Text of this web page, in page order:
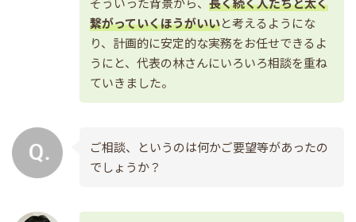
繋がっていくほうがいいと考えるようにな
り、計画的に安定的な実務をお任せできるよ
うにと、代表の林さんにいろいろ相談を重ね
ていきました。
ご相談、というのは何かご要望等があったの
でしょうか？